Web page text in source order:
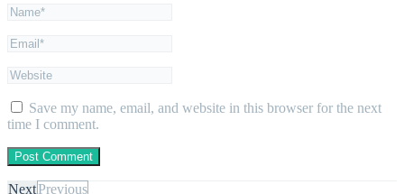
Save my name, email, and website in this browser for the next
time I comment.
NextPrevious